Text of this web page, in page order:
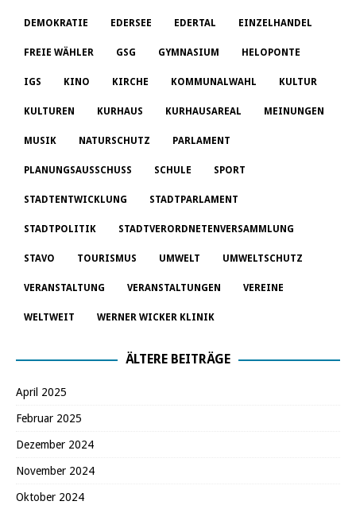
DEMOKRATIE EDERSEE EDERTAL EINZELHANDEL
FREIE WÄHLER GSG GYMNASIUM HELOPONTE
IGS KINO KIRCHE KOMMUNALWAHL KULTUR
KULTUREN KURHAUS KURHAUSAREAL MEINUNGEN
MUSIK NATURSCHUTZ PARLAMENT
PLANUNGSAUSSCHUSS SCHULE SPORT
STADTENTWICKLUNG STADTPARLAMENT
STADTPOLITIK STADTVERORDNETENVERSAMMLUNG
STAVO TOURISMUS UMWELT UMWELTSCHUTZ
VERANSTALTUNG VERANSTALTUNGEN VEREINE
WELTWEIT WERNER WICKER KLINIK
ÄLTERE BEITRÄGE
April 2025
Februar 2025
Dezember 2024
November 2024
Oktober 2024